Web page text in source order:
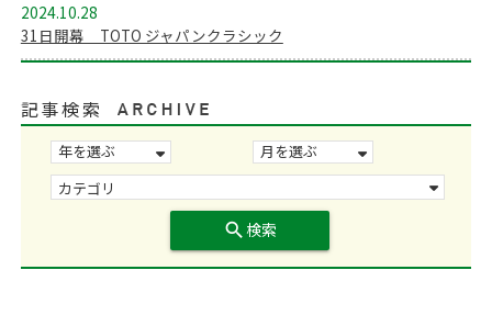
2024.10.28
31日開幕 TOTO ジャパンクラシック
記事検索
search検索